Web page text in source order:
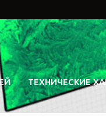
ТЕХНИЧЕСКИЕ